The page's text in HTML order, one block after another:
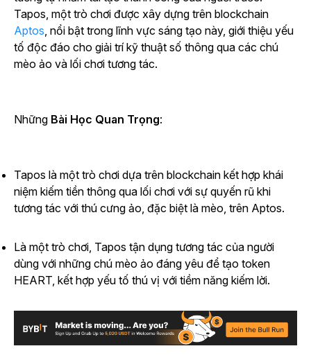
Tapos, một trò chơi được xây dựng trên blockchain
Aptos, nổi bật trong lĩnh vực sáng tạo này, giới thiệu yếu
tố độc đáo cho giải trí kỹ thuật số thông qua các chú
mèo ảo và lối chơi tương tác.
Những Bài Học Quan Trọng:
Tapos là một trò chơi dựa trên blockchain kết hợp khái
niệm kiếm tiền thông qua lối chơi với sự quyến rũ khi
tương tác với thú cưng ảo, đặc biệt là mèo, trên Aptos.
Là một trò chơi, Tapos tận dụng tương tác của người
dùng với những chú mèo ảo đáng yêu để tạo token
HEART, kết hợp yếu tố thú vị với tiềm năng kiếm lời.